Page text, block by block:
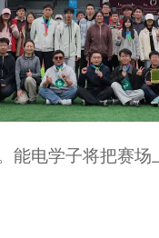
电学子将把赛